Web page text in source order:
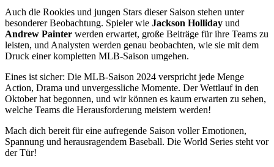
Auch die Rookies und jungen Stars dieser Saison stehen unter
besonderer Beobachtung. Spieler wie Jackson Holliday und
Andrew Painter werden erwartet, große Beiträge für ihre Teams zu
leisten, und Analysten werden genau beobachten, wie sie mit dem
Druck einer kompletten MLB-Saison umgehen.
Eines ist sicher: Die MLB-Saison 2024 verspricht jede Menge
Action, Drama und unvergessliche Momente. Der Wettlauf in den
Oktober hat begonnen, und wir können es kaum erwarten zu sehen,
welche Teams die Herausforderung meistern werden!
Mach dich bereit für eine aufregende Saison voller Emotionen,
Spannung und herausragendem Baseball. Die World Series steht vor
der Tür!